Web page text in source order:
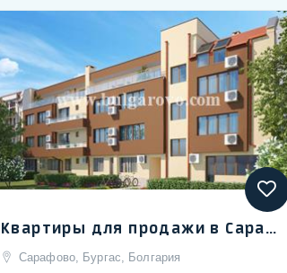
Квартиры для продажи в Сарафово, город Бургас
Сарафово, Бургас, Болгария